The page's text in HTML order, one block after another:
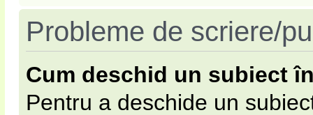
Probleme de scriere/
Cum deschid un subiect
Pentru a deschide un